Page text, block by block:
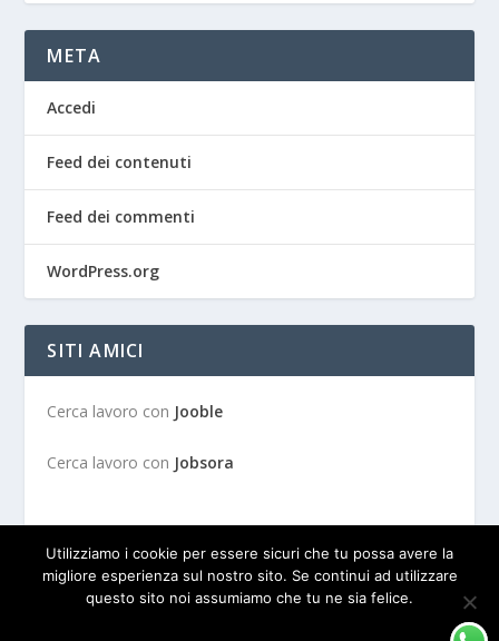
META
Accedi
Feed dei contenuti
Feed dei commenti
WordPress.org
SITI AMICI
Cerca lavoro con Jooble
Cerca lavoro con Jobsora
WordPress
Utilizziamo i cookie per essere sicuri che tu possa avere la
migliore esperienza sul nostro sito. Se continui ad utilizzare
questo sito noi assumiamo che tu ne sia felice.